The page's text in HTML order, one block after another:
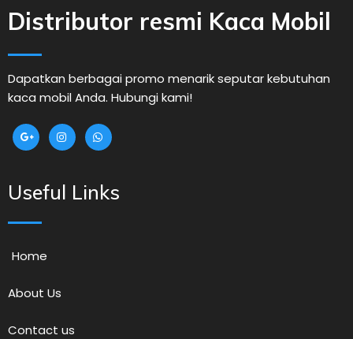
Distributor resmi Kaca Mobil
Dapatkan berbagai promo menarik seputar kebutuhan
kaca mobil Anda. Hubungi kami!
Useful Links
Home
About Us
Contact us